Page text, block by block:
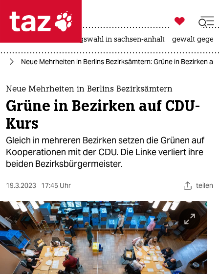
 taz zahl ich
taz zahl ich
themen
politik
öko
gesellschaft
sport
berlin
nord
wahrheit

taz zahl ich
landtagswahl in sachsen-anhalt gewalt
Neue Mehrheiten in Berlins Bezirksämtern: Grüne in Bezirken
Neue Mehrheiten in Berlins Bezirksämtern
Grüne in Bezirken auf CDU-
Kurs
Gleich in mehreren Bezirken setzen die Grünen auf
Kooperationen mit der CDU. Die Linke verliert ihre
beiden Bezirksbürgermeister.
19.3.2023 17:45 Uhr teilen